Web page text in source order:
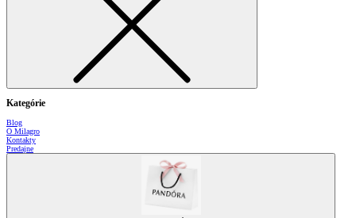
Kategórie
Blog
O Milagro
Kontakty
Predajne